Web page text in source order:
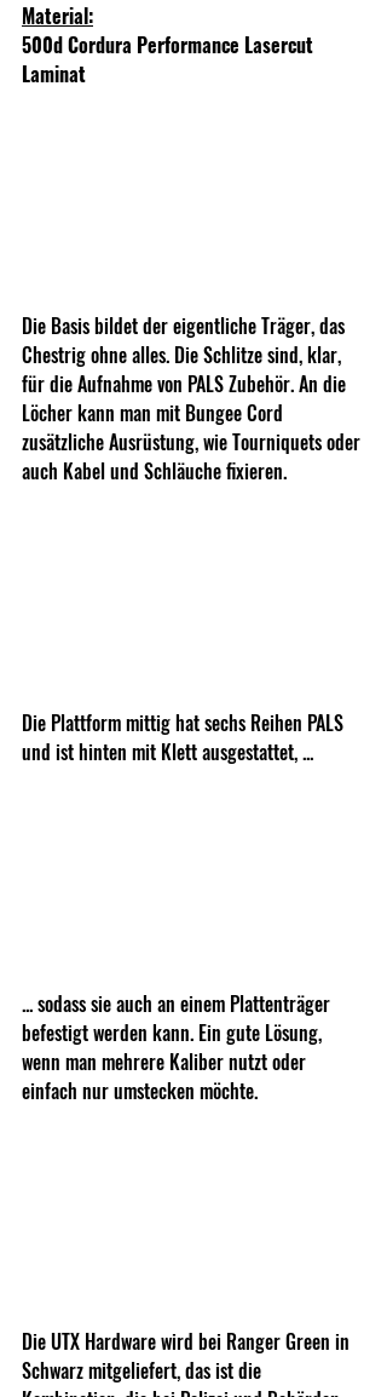
Material:
500d Cordura Performance Lasercut
Laminat
Die Basis bildet der eigentliche Träger, das
Chestrig ohne alles. Die Schlitze sind, klar,
für die Aufnahme von PALS Zubehör. An die
Löcher kann man mit Bungee Cord
zusätzliche Ausrüstung, wie Tourniquets oder
auch Kabel und Schläuche fixieren.
Die Plattform mittig hat sechs Reihen PALS
und ist hinten mit Klett ausgestattet, ...
... sodass sie auch an einem Plattenträger
befestigt werden kann. Ein gute Lösung,
wenn man mehrere Kaliber nutzt oder
einfach nur umstecken möchte.
Die UTX Hardware wird bei Ranger Green in
Schwarz mitgeliefert, das ist die